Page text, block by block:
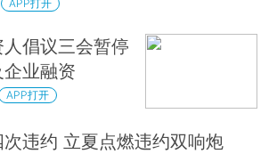
APP打开
倡议三会暂停
业融资
APP打开
违约 立夏点燃违约双响炮